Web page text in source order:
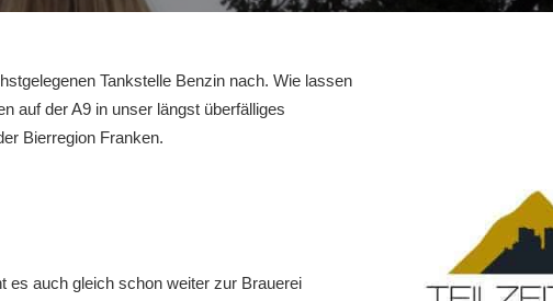
Tankstelle Benzin nach. Wie lassen
auf der A9 in unser längst überfälliges
Bierregion Franken.
es auch gleich schon weiter zur Brauerei